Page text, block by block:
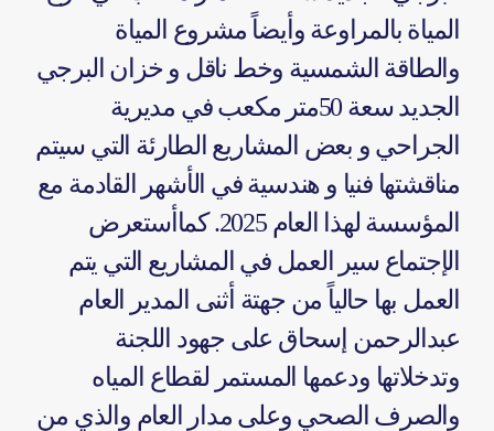
المياة بالمراوعة وأيضاً مشروع المياة
والطاقة الشمسية وخط ناقل و خزان البرجي
الجديد سعة 50متر مكعب في مديرية
الجراحي و بعض المشاريع الطارئة التي سيتم
مناقشتها فنيا و هندسية في الأشهر القادمة مع
المؤسسة لهذا العام 2025. كماأستعرض
الإجتماع سير العمل في المشاريع التي يتم
العمل بها حالياً من جهتة أثنى المدير العام
عبدالرحمن إسحاق على جهود اللجنة
وتدخلاتها ودعمها المستمر لقطاع المياه
والصرف الصحي وعلى مدار العام والذي من